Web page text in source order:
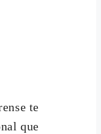
te
que